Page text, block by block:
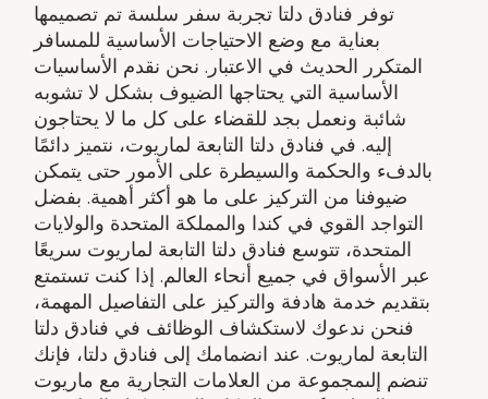
توفر فنادق دلتا تجربة سفر سلسة تم تصميمها
بعناية مع وضع الاحتياجات الأساسية للمسافر
المتكرر الحديث في الاعتبار. نحن نقدم الأساسيات
الأساسية التي يحتاجها الضيوف بشكل لا تشوبه
شائبة ونعمل بجد للقضاء على كل ما لا يحتاجون
إليه. في فنادق دلتا التابعة لماريوت، نتميز دائمًا
بالدفء والحكمة والسيطرة على الأمور حتى يتمكن
ضيوفنا من التركيز على ما هو أكثر أهمية. بفضل
التواجد القوي في كندا والمملكة المتحدة والولايات
المتحدة، تتوسع فنادق دلتا التابعة لماريوت سريعًا
عبر الأسواق في جميع أنحاء العالم. إذا كنت تستمتع
بتقديم خدمة هادفة والتركيز على التفاصيل المهمة،
فنحن ندعوك لاستكشاف الوظائف في فنادق دلتا
التابعة لماريوت. عند انضمامك إلى فنادق دلتا، فإنك
تنضم إلىمجموعة من العلامات التجارية مع ماريوت